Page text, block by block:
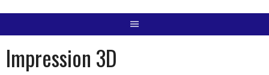
Impression 3D